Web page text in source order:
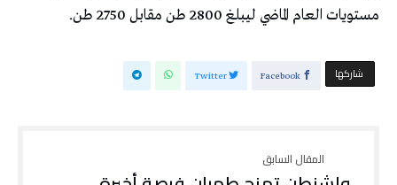
مستويات العام الماضي ليبلغ 2800 طن مقابل 2750 طن.
‫‫ شاركها‬ Facebook
Twitter